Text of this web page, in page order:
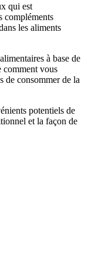
qui est
compléments
les aliments
à base de
comment vous
de consommer de la
potentiels de
et la façon de